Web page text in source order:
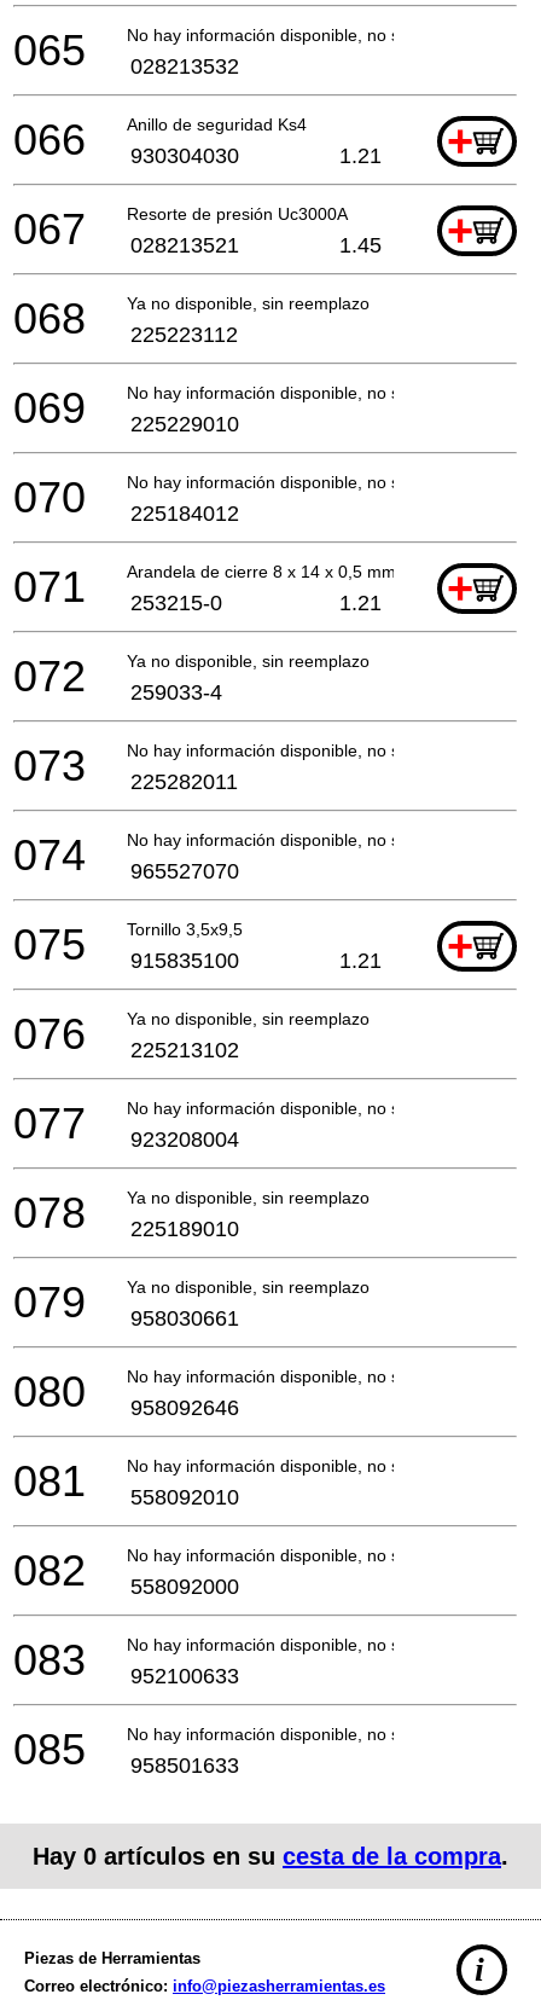
No hay información disponible, no se puede pedir
065 028213532
Anillo de seguridad Ks4 +
066 930304030 1.21
Resorte de presión Uc3000A +
067 028213521 1.45
Ya no disponible, sin reemplazo
068 225223112
No hay información disponible, no se puede pedir
069 225229010
No hay información disponible, no se puede pedir
070 225184012
Arandela de cierre 8 x 14 x 0,5 mm +
071 253215-0 1.21
Ya no disponible, sin reemplazo
072 259033-4
No hay información disponible, no se puede pedir
073 225282011
No hay información disponible, no se puede pedir
074 965527070
Tornillo 3,5x9,5 +
075 915835100 1.21
Ya no disponible, sin reemplazo
076 225213102
No hay información disponible, no se puede pedir
077 923208004
Ya no disponible, sin reemplazo
078 225189010
Ya no disponible, sin reemplazo
079 958030661
No hay información disponible, no se puede pedir
080 958092646
No hay información disponible, no se puede pedir
081 558092010
No hay información disponible, no se puede pedir
082 558092000
No hay información disponible, no se puede pedir
083 952100633
No hay información disponible, no se puede pedir
085 958501633
Hay 0 artículos en su cesta de la compra.
Piezas de Herramientas
Correo electrónico: info@piezasherramientas.es i